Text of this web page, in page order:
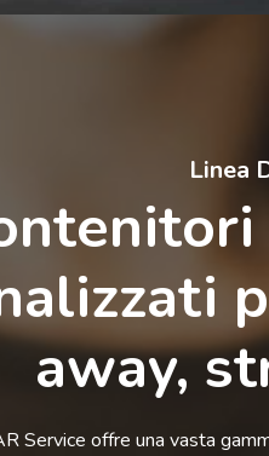
Linea
away,
Service offre una vasta